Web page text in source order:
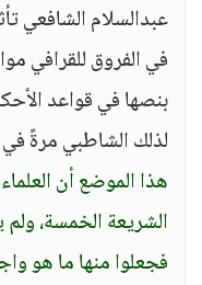
عبدالسلام الشافعي
في الفروق للقرافي
بنصها في قواعد
لذلك الشاطبي مرةً
هذا الموضع أن
الشريعة الخمسة،
فجعلوا منها ما هو